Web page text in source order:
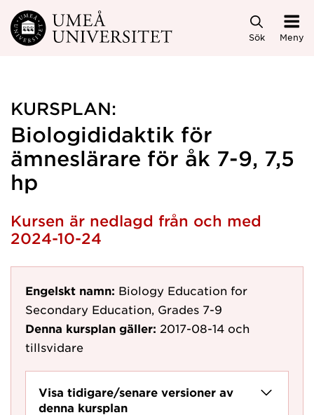
Hoppa direkt till innehållet
Sök Meny
KURSPLAN:
Biologididaktik för
ämneslärare för åk 7-9, 7,5
hp
Kursen är nedlagd från och med
2024-10-24
Engelskt namn: Biology Education for
Secondary Education, Grades 7-9
Denna kursplan gäller: 2017-08-14 och
tillsvidare
Visa tidigare/senare versioner av
denna kursplan